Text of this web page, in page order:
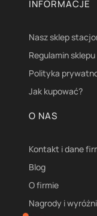
INFORMACJE
Nasz sklep
Regulamin sklepu
Polityka
Jak kupować?
O NAS
Kontakt i dane
Blog
O firmie
Nagrody i